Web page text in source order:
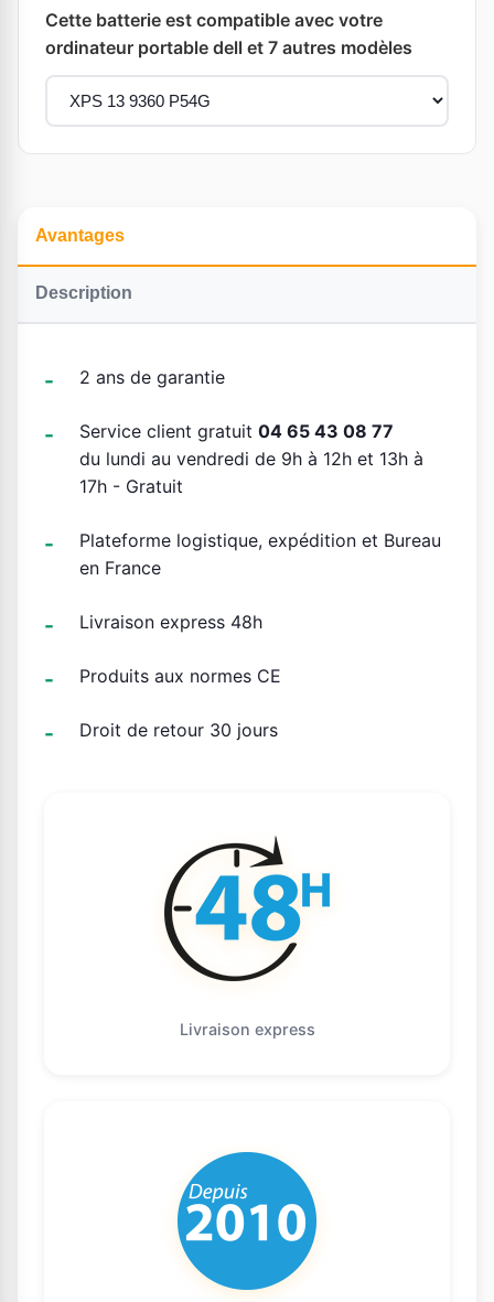
Cette batterie est compatible avec votre
ordinateur portable dell et 7 autres modèles
Avantages
Description
2 ans de garantie
Service client gratuit 04 65 43 08 77
du lundi au vendredi de 9h à 12h et 13h à
17h - Gratuit
Plateforme logistique, expédition et Bureau
en France
Livraison express 48h
Produits aux normes CE
Droit de retour 30 jours
Livraison express